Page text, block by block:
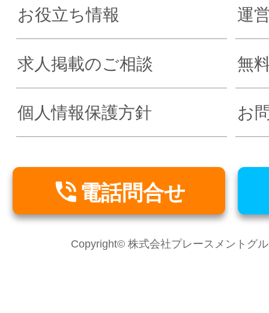
お役立ち情報 運
求人掲載のご相談 無
個人情報保護方針 お
 電話問合せ
Copyright© 株式会社プレースメントグ